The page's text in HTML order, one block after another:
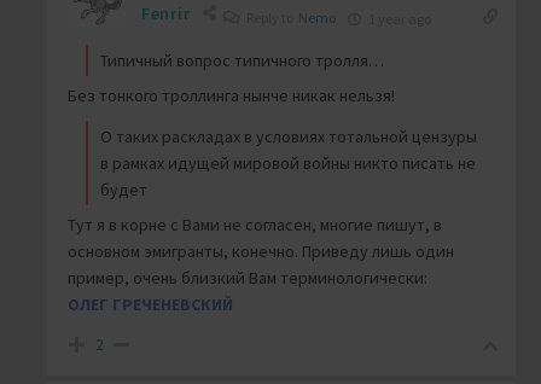
Fenrir Nemo
Типичный вопрос типичного тролля…
Без тонкого троллинга нынче никак нельзя!
О таких раскладах в условиях тотальной цензуры
в рамках идущей мировой войны никто писать не
будет
Тут я в корне с Вами не согласен, многие пишут, в
основном эмигранты, конечно. Приведу лишь один
пример, очень близкий Вам терминологически:
ОЛЕГ ГРЕЧЕНЕВСКИЙ
2